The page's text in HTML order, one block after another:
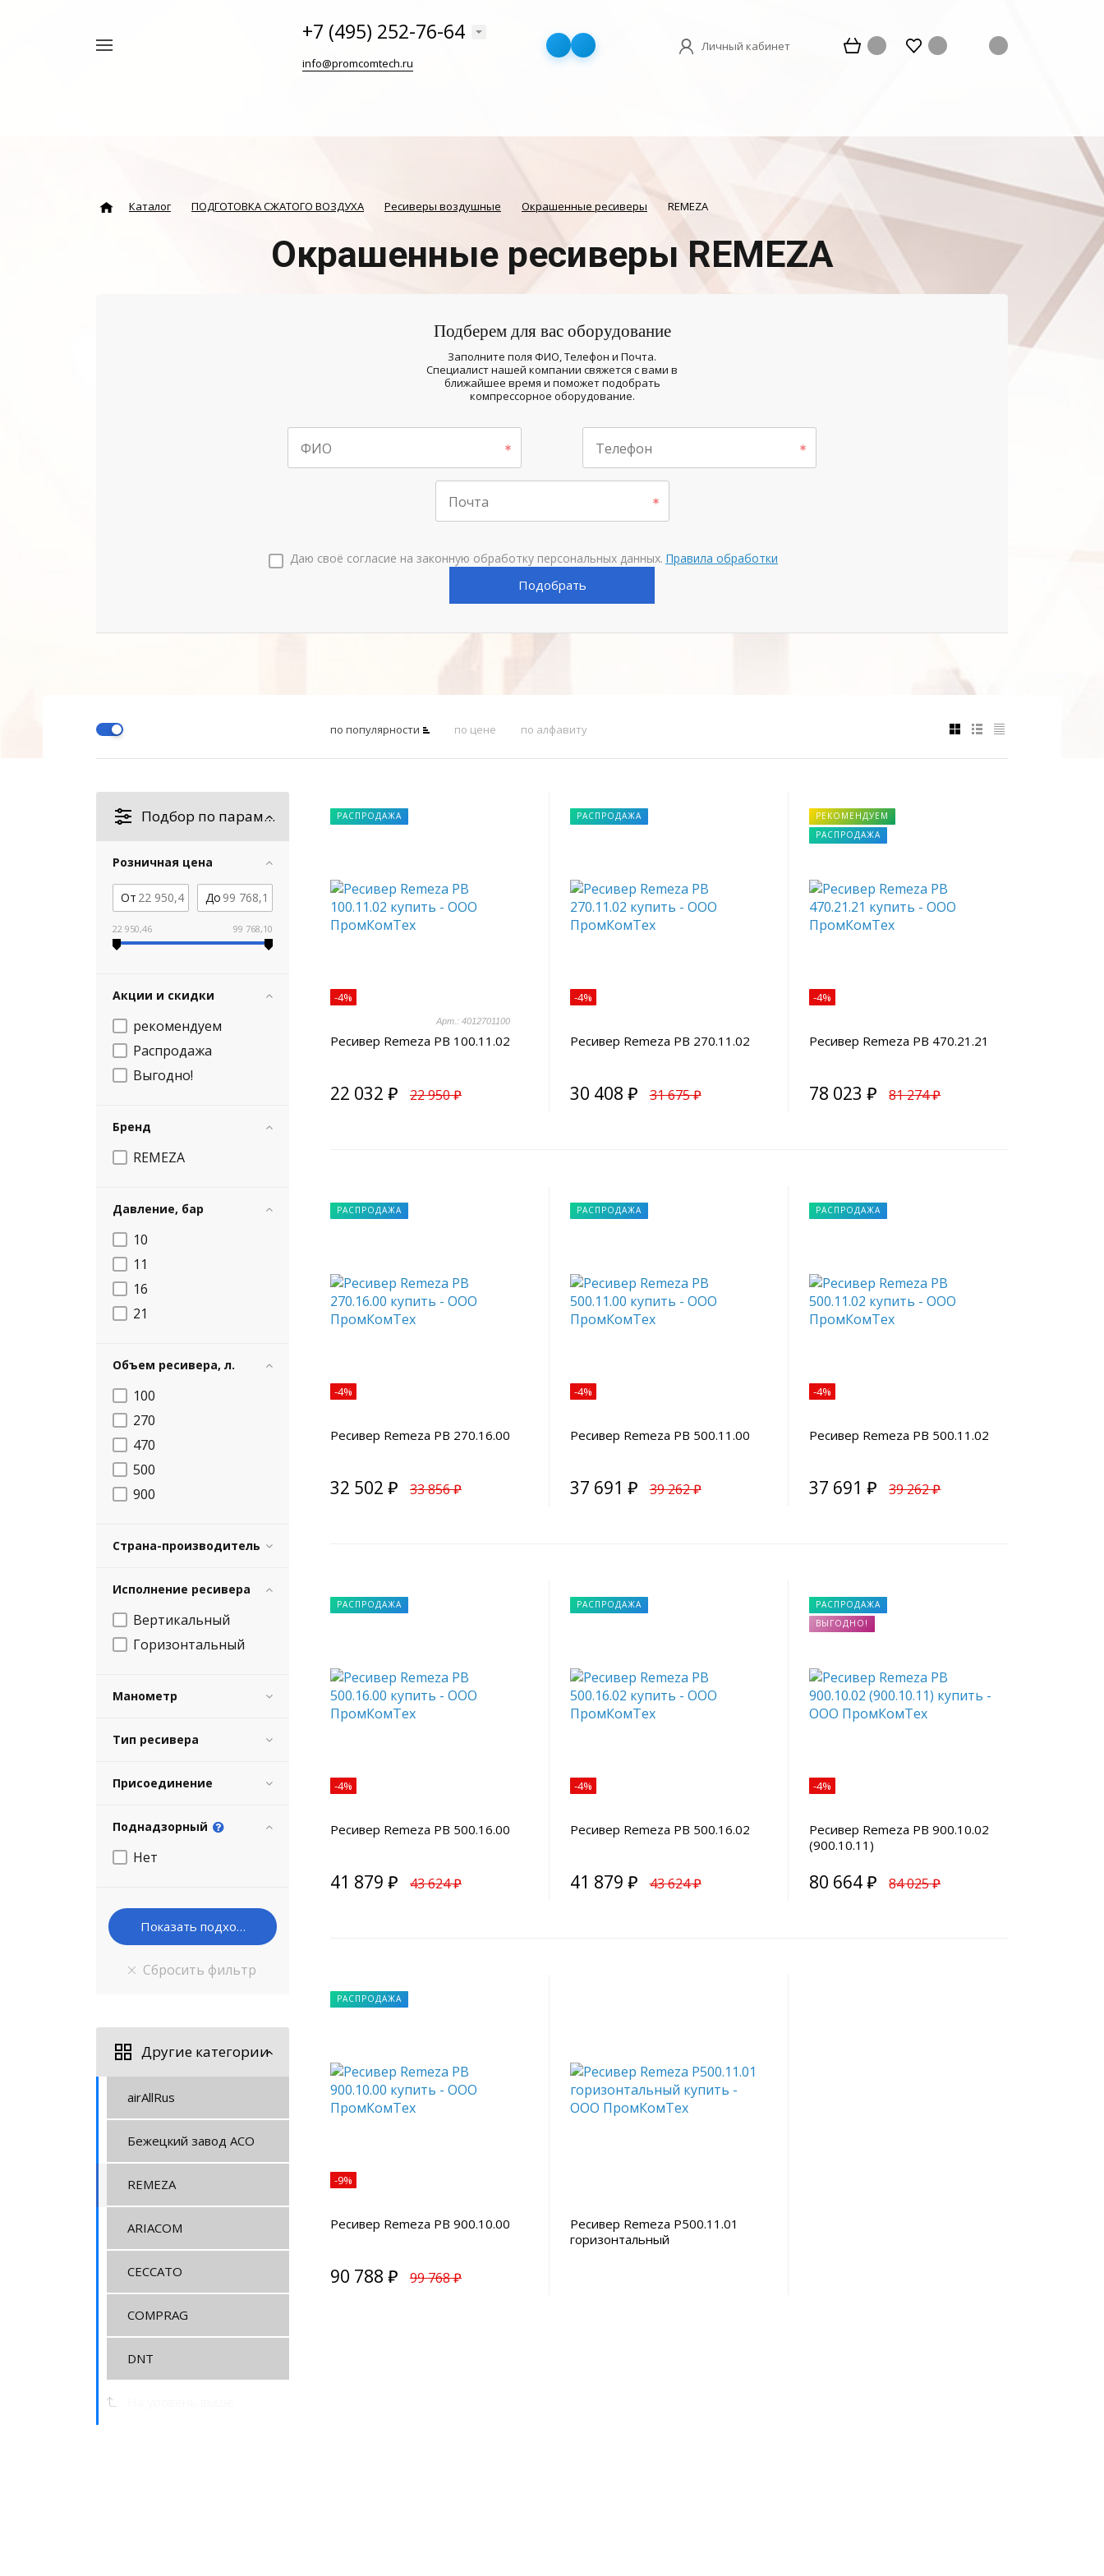
+7 (495) 252-76-64
info@promcomtech.ru
Личный кабинет
Каталог ПОДГОТОВКА СЖАТОГО ВОЗДУХА Ресиверы воздушные Окрашенные ресиверы REMEZA
Окрашенные ресиверы REMEZA
Подберем для вас оборудование
Заполните поля ФИО, Телефон и Почта.
Специалист нашей компании свяжется с вами в
ближайшее время и поможет подобрать
компрессорное оборудование.
ФИО Телефон
Почта
Даю своё согласие на законную обработку персональных данных. Правила обработки
Подобрать
по популярности по цене по алфавиту
Подбор по параметрам
Розничная цена
От До
22 950,46 99 768,10
Акции и скидки
рекомендуем
Распродажа
Выгодно!
Бренд
REMEZA
Давление, бар
10
11
16
21
Объем ресивера, л.
100
270
470
500
900
Страна-производитель
Исполнение ресивера
Вертикальный
Горизонтальный
Манометр
Тип ресивера
Присоединение
Поднадзорный
Нет
Другие категории
airAllRus
Бежецкий завод АСО
REMEZA
ARIACOM
CECCATO
COMPRAG
DNT
РАСПРОДАЖА
-4%
Арт.: 4012701100
Ресивер Remeza РВ 100.11.02
22 032 ₽ 22 950 ₽
РАСПРОДАЖА
-4%
Ресивер Remeza РВ 270.11.02
30 408 ₽ 31 675 ₽
РЕКОМЕНДУЕМ
РАСПРОДАЖА
-4%
Ресивер Remeza РВ 470.21.21
78 023 ₽ 81 274 ₽
РАСПРОДАЖА
-4%
Ресивер Remeza РВ 270.16.00
32 502 ₽ 33 856 ₽
РАСПРОДАЖА
-4%
Ресивер Remeza РВ 500.11.00
37 691 ₽ 39 262 ₽
РАСПРОДАЖА
-4%
Ресивер Remeza РВ 500.11.02
37 691 ₽ 39 262 ₽
РАСПРОДАЖА
-4%
Ресивер Remeza РВ 500.16.00
41 879 ₽ 43 624 ₽
РАСПРОДАЖА
-4%
Ресивер Remeza РВ 500.16.02
41 879 ₽ 43 624 ₽
РАСПРОДАЖА
ВЫГОДНО!
-4%
Ресивер Remeza РВ 900.10.02
(900.10.11)
80 664 ₽ 84 025 ₽
РАСПРОДАЖА
-9%
Ресивер Remeza РВ 900.10.00
90 788 ₽ 99 768 ₽
Ресивер Remeza Р500.11.01
горизонтальный